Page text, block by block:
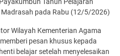
pada Rabu (12/5/2026)
Wi­layah Kementerian Agama
pesan khusus kepada
belajar setelah me­nyelesaikan